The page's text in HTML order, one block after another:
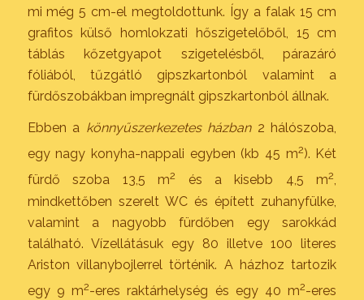
mi még 5 cm-el megtoldottunk. Így a falak 15 cm
grafitos külső homlokzati hőszigetelőből, 15 cm
táblás kőzetgyapot szigetelésből, párazáró
fóliából, tűzgátló gipszkartonból valamint a
fürdőszobákban impregnált gipszkartonból állnak.
Ebben a könnyűszerkezetes házban2 hálószoba,
egy nagy konyha-nappali egyben (kb 45 m2). Két
fürdő szoba 13,5 m2 és a kisebb 4,5 m2,
mindkettőben szerelt WC és épített zuhanyfülke,
valamint a nagyobb fürdőben egy sarokkád
található. Vízellátásuk egy 80 illetve 100 literes
Ariston villanybojlerrel történik. A házhoz tartozik
egy 9 m2-eres raktárhelység és egy 40 m2-eres